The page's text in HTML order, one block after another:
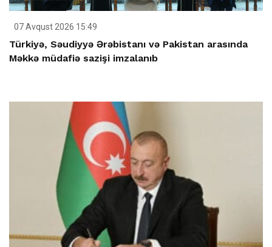
07 Avqust 2026 15:49
Türkiyə, Səudiyyə Ərəbistanı və Pakistan arasında
Məkkə müdafiə sazişi imzalanıb